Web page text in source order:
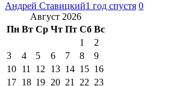
Андрей Ставицкий1 год спустя 0
Август 2026
Пн Вт Ср Чт Пт Сб Вс
1
2
3
4 5 6 7 8
9
10 11 12 13 14 15 16
17 18 19 20 21 22 23